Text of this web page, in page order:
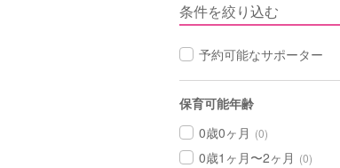
条件を絞り込む
予約可能なサポーター
保育可能年齢
0歳0ヶ月 (0)
0歳1ヶ月〜2ヶ月 (0)